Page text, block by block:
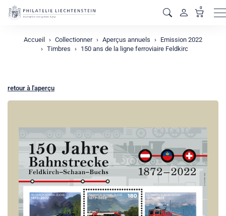
0
Accueil Collectionner Aperçus annuels
Emission 2022
Timbres
150 ans de la ligne ferroviaire Feldkirc
retour à l'aperçu